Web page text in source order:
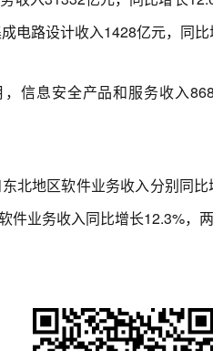
电路设计收入1428亿元，同比
息安全产品和服务收入
地区软件业务收入分别同比
业务收入同比增长12.3%，